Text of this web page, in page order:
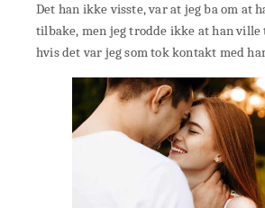
Det han ikke visste, var at jeg ba om at
tilbake, men jeg trodde ikke at han ville
hvis det var jeg som tok kontakt med